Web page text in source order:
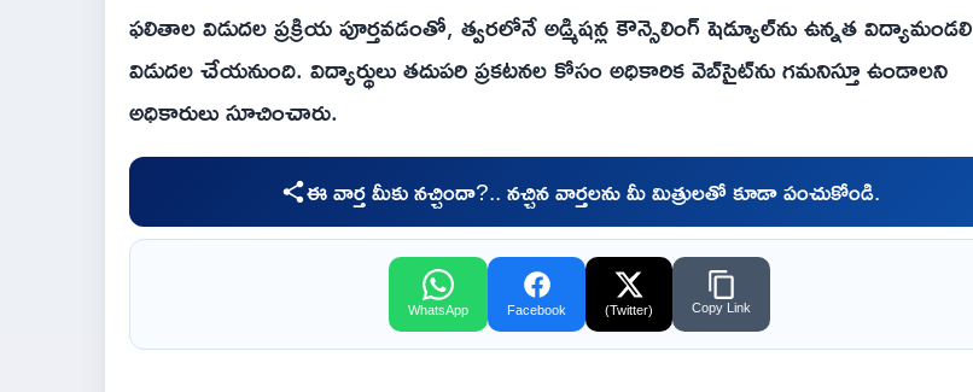
ఫలితాల విడుదల ప్రక్రియ పూర్తవడంతో, త్వరలోనే అడ్మిషన్ల కౌన్సెలింగ్ షెడ్యూల్‌ను ఉన్నత విద్యామండలి
విడుదల చేయనుంది. విద్యార్థులు తదుపరి ప్రకటనల కోసం అధికారిక వెబ్‌సైట్‌ను గమనిస్తూ ఉండాలని
అధికారులు సూచించారు.
ఈ వార్త మీకు నచ్చిందా?.. నచ్చిన వార్తలను మీ మిత్రులతో కూడా పంచుకోండి.
WhatsApp Facebook (Twitter) Copy Link